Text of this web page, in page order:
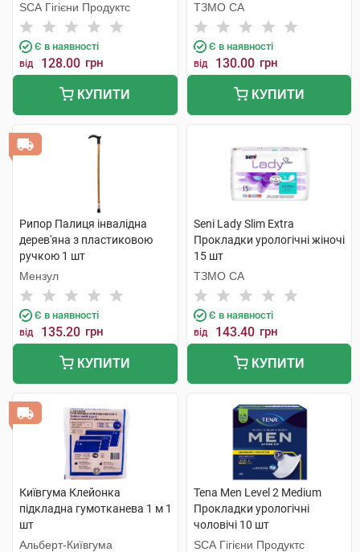
SCA Гігієни Продуктс
Є в наявності
від 128.00 грн
КУПИТИ
ТЗМО СА
Є в наявності
від 130.00 грн
КУПИТИ
Рипор Палиця інвалідна
дерев'яна з пластиковою
ручкою 1 шт
Мензул
Є в наявності
від 135.20 грн
КУПИТИ
Seni Lady Slim Extra
Прокладки урологічні жіночі
15 шт
ТЗМО СА
Є в наявності
від 143.40 грн
КУПИТИ
Київгума Клейонка
підкладна гумотканева 1 м 1
шт
Альберт-Київгума
Tena Men Level 2 Medium
Прокладки урологічні
чоловічі 10 шт
SCA Гігієни Продуктс